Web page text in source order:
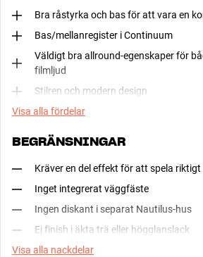
Bra råstyrka och bas för att vara en
Bas/mellanregister i Continuum
Väldigt bra allround-egenskaper för
filmljud
Stilren och modern design
Visa alla fördelar
BEGRÄNSNINGAR
Kräver en del effekt för att spela riktigt
Inget integrerat väggfäste
Ingen diskant i separat Nautilus-hus
Ej finish i äkta trä eller högglanslack
Visa alla nackdelar